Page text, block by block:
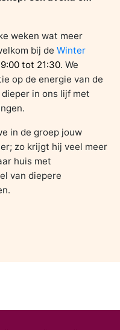
weken wat meer
bij de Winter
tot 21:30. We
op de energie van de
in ons lijf met
in de groep jouw
zo krijgt hij veel meer
huis met
van diepere